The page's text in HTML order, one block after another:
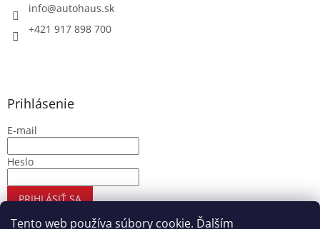
Tento web používa súbory cookie. Ďalším
info@autohaus.sk
+421 917 898 700
Prihlásenie
E-mail
Heslo
PRIHLÁSIŤ SA
Nová registrácia Zabudnuté heslo